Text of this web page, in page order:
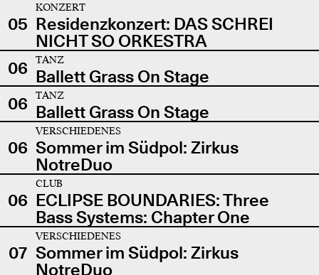
05
KONZERT
Residenzkonzert: DAS SCHREI
NICHT SO ORKESTRA
06
TANZ
Ballett Grass On Stage
06
TANZ
Ballett Grass On Stage
06
VERSCHIEDENES
Sommer im Südpol: Zirkus
NotreDuo
06
CLUB
ECLIPSE BOUNDARIES: Three
Bass Systems: Chapter One
07
VERSCHIEDENES
Sommer im Südpol: Zirkus
NotreDuo